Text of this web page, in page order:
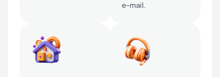
e-mail.